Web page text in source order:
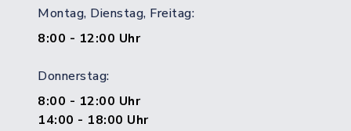
Montag, Dienstag, Freitag:
8:00 - 12:00 Uhr
Donnerstag:
8:00 - 12:00 Uhr
14:00 - 18:00 Uhr